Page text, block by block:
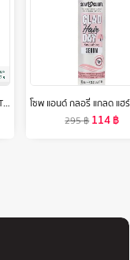
Plantnery Sunflower White Tone Up UV Body Serum SPF50 PA+++ 180 g
295฿ 114฿